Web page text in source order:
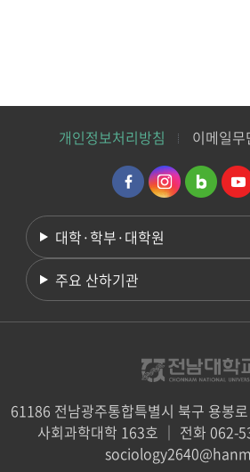
개인정보처리방침 이메일
대학·학부·대학원
주요 산하기관
61186 전남광주통합특별시 북구 용봉
사회과학대학 163호 ｜ 전화 062-